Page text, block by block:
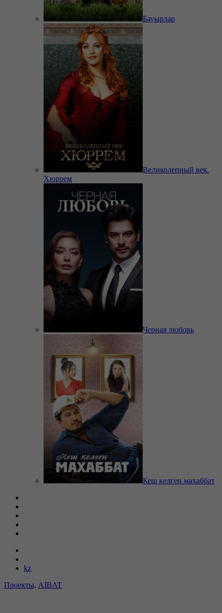
Бауырлар
Великолепный век.
Хюррем
Черная любовь
Кеш келген махаббат
kz
Проекты. AIBAT